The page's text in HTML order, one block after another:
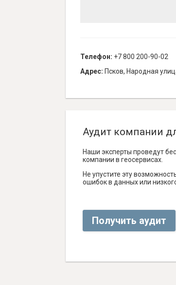
Телефон: +7 800 200-90-02
Адрес: Псков, Народная
Аудит компании
Наши эксперты проведут
компании в геосервисах.
Не упустите эту
ошибок в данных или
Получить аудит